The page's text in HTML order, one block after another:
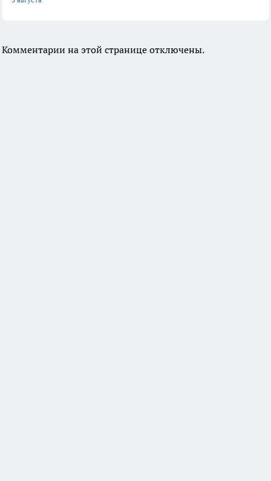
Комментарии на этой странице отключены.